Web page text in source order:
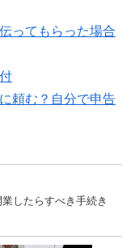
ってもらった場合
頼む？自分で申告
したらすべき手続き